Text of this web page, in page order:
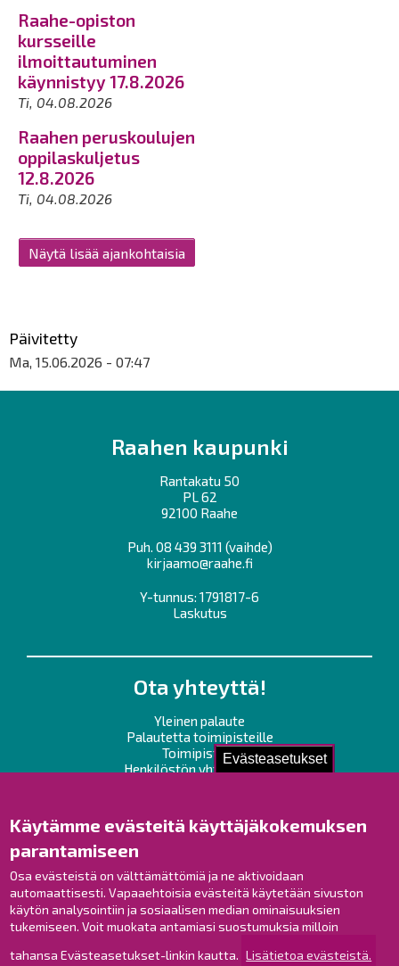
Evästeasetukset
Käytämme evästeitä käyttäjäkokemuksen
parantamiseen
Osa evästeistä on välttämättömiä ja ne aktivoidaan
automaattisesti. Vapaaehtoisia evästeitä käytetään sivuston
käytön analysointiin ja sosiaalisen median ominaisuuksien
tukemiseen. Voit muokata antamiasi suostumuksia milloin
tahansa Evästeasetukset-linkin kautta. Lisätietoa evästeistä.
Raahe-opiston
kursseille
ilmoittautuminen
käynnistyy 17.8.2026
Ti, 04.08.2026
Raahen peruskoulujen
oppilaskuljetus
12.8.2026
Ti, 04.08.2026
Näytä lisää ajankohtaisia
Päivitetty
Ma, 15.06.2026 - 07:47
Raahen kaupunki
Rantakatu 50
PL 62
92100 Raahe
Puh. 08 439 3111 (vaihde)
kirjaamo@raahe.fi
Y-tunnus: 1791817-6
Laskutus
Ota yhteyttä!
Yleinen palaute
Palautetta toimipisteille
Toimipisteet
Henkilöstön yhteystiedot
Raahe Facebookissa
Raahe Instagramissa
Raahe LinkedInissä
Raahe YouTubessa